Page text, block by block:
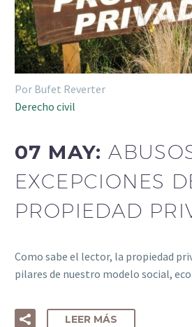
Por Bufet Reverter
Derecho civil
07 MAY:
EXCEPCIONES
PROPIEDAD
Como sabe el lector, la propiedad
pilares de nuestro modelo social,
LEER MÁS